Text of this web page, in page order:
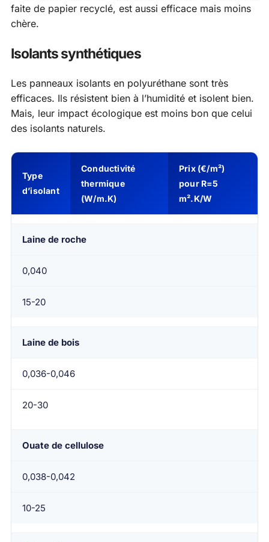
faite de papier recyclé, est aussi efficace mais moins
chère.
Isolants synthétiques
Les panneaux isolants en polyuréthane sont très
efficaces. Ils résistent bien à l’humidité et isolent bien.
Mais, leur impact écologique est moins bon que celui
des isolants naturels.
Type
d’isolant
Conductivité
thermique
(W/m.K)
Prix (€/m²)
pour R=5
m².K/W
Laine de roche
0,040
15-20
Laine de bois
0,036-0,046
20-30
Ouate de cellulose
0,038-0,042
10-25